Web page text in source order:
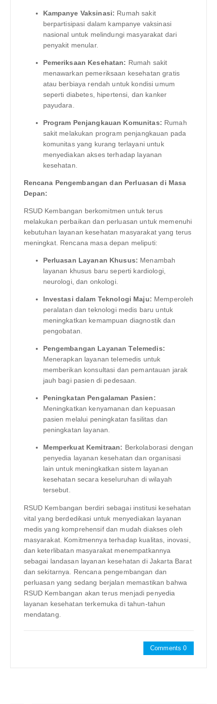
Kampanye Vaksinasi: Rumah sakit
berpartisipasi dalam kampanye vaksinasi
nasional untuk melindungi masyarakat dari
penyakit menular.
Pemeriksaan Kesehatan: Rumah sakit
menawarkan pemeriksaan kesehatan gratis
atau berbiaya rendah untuk kondisi umum
seperti diabetes, hipertensi, dan kanker
payudara.
Program Penjangkauan Komunitas: Rumah
sakit melakukan program penjangkauan pada
komunitas yang kurang terlayani untuk
menyediakan akses terhadap layanan
kesehatan.
Rencana Pengembangan dan Perluasan di Masa
Depan:
RSUD Kembangan berkomitmen untuk terus
melakukan perbaikan dan perluasan untuk memenuhi
kebutuhan layanan kesehatan masyarakat yang terus
meningkat. Rencana masa depan meliputi:
Perluasan Layanan Khusus: Menambah
layanan khusus baru seperti kardiologi,
neurologi, dan onkologi.
Investasi dalam Teknologi Maju: Memperoleh
peralatan dan teknologi medis baru untuk
meningkatkan kemampuan diagnostik dan
pengobatan.
Pengembangan Layanan Telemedis:
Menerapkan layanan telemedis untuk
memberikan konsultasi dan pemantauan jarak
jauh bagi pasien di pedesaan.
Peningkatan Pengalaman Pasien:
Meningkatkan kenyamanan dan kepuasan
pasien melalui peningkatan fasilitas dan
peningkatan layanan.
Memperkuat Kemitraan: Berkolaborasi dengan
penyedia layanan kesehatan dan organisasi
lain untuk meningkatkan sistem layanan
kesehatan secara keseluruhan di wilayah
tersebut.
RSUD Kembangan berdiri sebagai institusi kesehatan
vital yang berdedikasi untuk menyediakan layanan
medis yang komprehensif dan mudah diakses oleh
masyarakat. Komitmennya terhadap kualitas, inovasi,
dan keterlibatan masyarakat menempatkannya
sebagai landasan layanan kesehatan di Jakarta Barat
dan sekitarnya. Rencana pengembangan dan
perluasan yang sedang berjalan memastikan bahwa
RSUD Kembangan akan terus menjadi penyedia
layanan kesehatan terkemuka di tahun-tahun
mendatang.
Comments 0